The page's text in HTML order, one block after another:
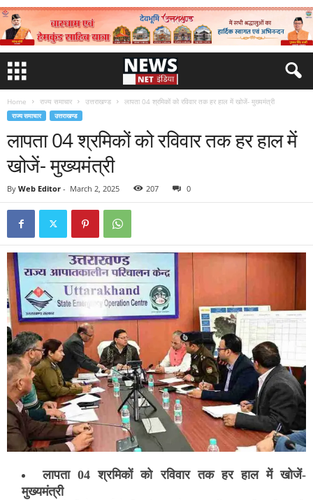
Home राज्य समाचार उत्तराखण्ड लापता 04 श्रमिकों को रविवार तक हर हाल में खोजें- मुख्यमंत्री
राज्य समाचार उत्तराखण्ड
लापता 04 श्रमिकों को रविवार तक हर हाल में
खोजें- मुख्यमंत्री
By Web Editor - March 2, 2025 207 0
लापता 04 श्रमिकों को रविवार तक हर हाल में खोजें-
मुख्यमंत्री